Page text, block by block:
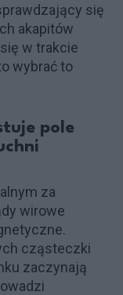
się
akapitów
w trakcie
wybrać to
pole
za
wirowe
cząsteczki
zaczynają